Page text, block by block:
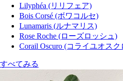
Lilyphéa (リリフェア)
Bois Corsé (ボワコルセ)
Lunamaris (ルナマリス)
Rose Roche (ローズロッシュ)
Corail Oscuro (コライユオスク
すべてみる